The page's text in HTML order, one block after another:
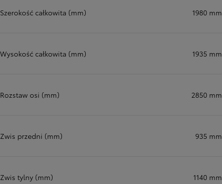
Szerokość całkowita (mm) 1980 mm
Wysokość całkowita (mm) 1935 mm
Rozstaw osi (mm) 2850 mm
Zwis przedni (mm) 935 mm
Zwis tylny (mm) 1140 mm